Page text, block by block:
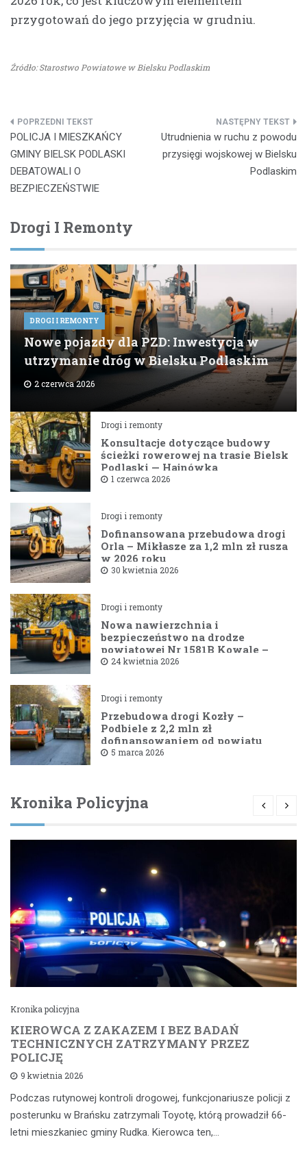
przygotowań do jego przyjęcia w grudniu.
Źródło: Starostwo Powiatowe w Bielsku Podlaskim
Nawigacja
wpisu
POLICJA I MIESZKAŃCY
GMINY BIELSK PODLASKI
DEBATOWALI O
BEZPIECZEŃSTWIE
Utrudnienia w ruchu z powodu
przysięgi wojskowej w Bielsku
Podlaskim
Drogi I Remonty
DROGI I REMONTY
Nowe pojazdy dla PZD: Inwestycja w
utrzymanie dróg w Bielsku Podlaskim
2 czerwca 2026
Drogi i remonty
Konsultacje dotyczące budowy
ścieżki rowerowej na trasie Bielsk
Podlaski — Hajnówka
1 czerwca 2026
Drogi i remonty
Dofinansowana przebudowa drogi
Orla – Mikłasze za 1,2 mln zł rusza
w 2026 roku
30 kwietnia 2026
Drogi i remonty
Nowa nawierzchnia i
bezpieczeństwo na drodze
powiatowej Nr 1581B Kowale –
Filipy
24 kwietnia 2026
Drogi i remonty
Przebudowa drogi Kozły –
Podbiele z 2,2 mln zł
dofinansowaniem od powiatu
bielskiego
5 marca 2026
Kronika Policyjna
Kronika policyjna
KIEROWCA Z ZAKAZEM I BEZ BADAŃ
TECHNICZNYCH ZATRZYMANY PRZEZ
POLICJĘ
9 kwietnia 2026
Podczas rutynowej kontroli drogowej, funkcjonariusze policji z
posterunku w Brańsku zatrzymali Toyotę, którą prowadził 66-
letni mieszkaniec gminy Rudka. Kierowca ten,…